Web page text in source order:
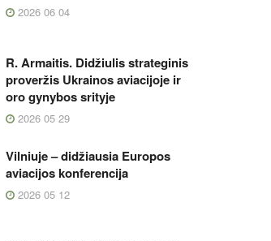
2026 06 04
R. Armaitis. Didžiulis strateginis
proveržis Ukrainos aviacijoje ir
oro gynybos srityje
2026 05 29
Vilniuje – didžiausia Europos
aviacijos konferencija
2026 05 12